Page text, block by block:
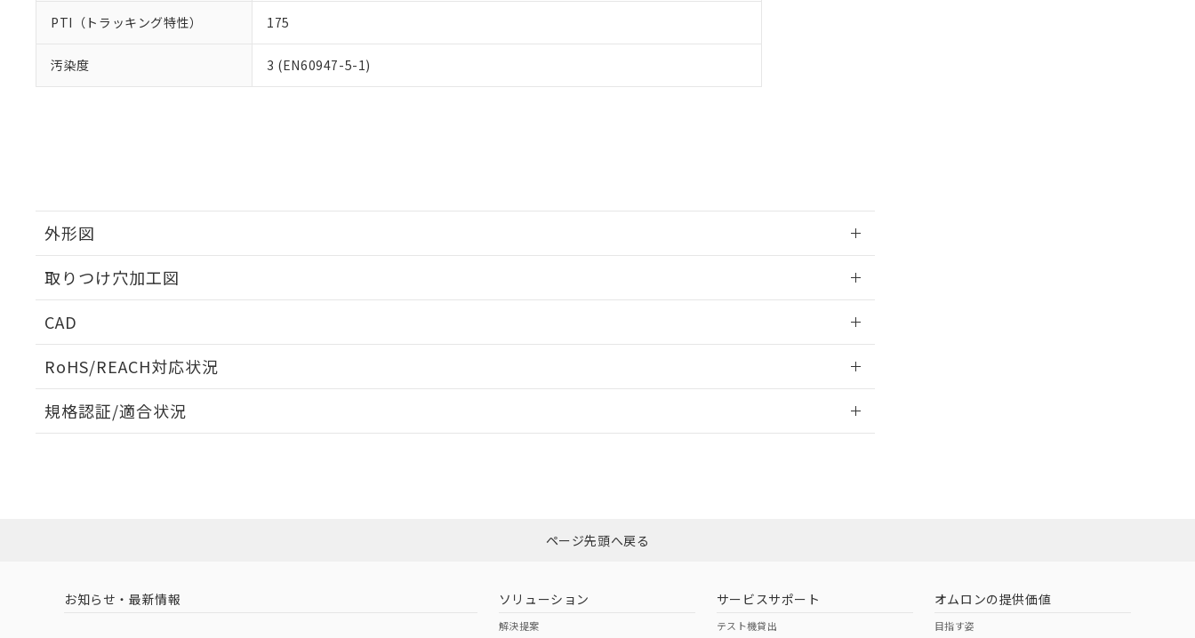
PTI（トラッキング特性） 175
汚染度 3 (EN60947-5-1)
外形図
取りつけ穴加工図
CAD
RoHS/REACH対応状況
EU RoHS 注意事項・凡例
ダウンロードはこちら
中国 RoHS 注意事項・凡例
規格認証/適合状況
（イギリス
（ノルウェー
（日本
（アメリカ
ページ先頭へ戻る
お知らせ・最新情報 ソリューション
解決提案
サービスサポート
テスト機貸出
オムロンの提供価値
目指す姿